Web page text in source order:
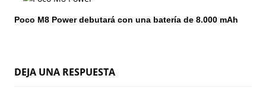
r
d
Poco M8 Power debutará con una batería de 8.000 mAh
DEJA UNA RESPUESTA